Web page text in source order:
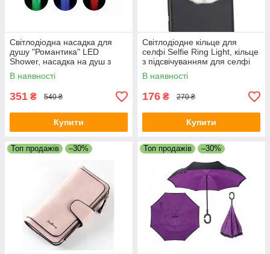
Світлодіодна насадка для
душу "Романтика" LED
Shower, насадка на душ з
підсвічуванням,
світлодіодний душ
В наявності
351 ₴ 540 ₴
Купити
Світлодіодне кільце для
селфі Selfie Ring Light, кільце
з підсвічуванням для селфі
В наявності
176 ₴ 270 ₴
Купити
Топ продажів –30% Топ продажів –30%